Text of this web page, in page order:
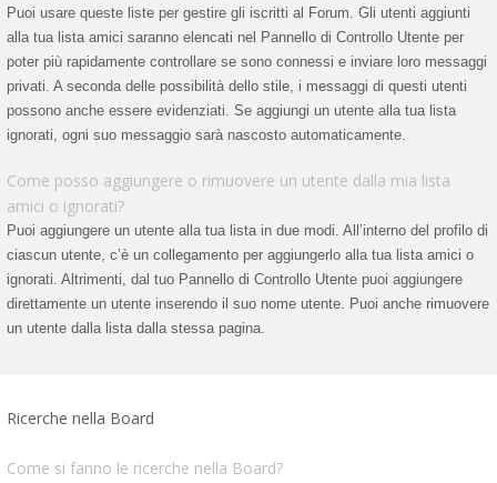
Puoi usare queste liste per gestire gli iscritti al Forum. Gli utenti aggiunti
alla tua lista amici saranno elencati nel Pannello di Controllo Utente per
poter più rapidamente controllare se sono connessi e inviare loro messaggi
privati. A seconda delle possibilità dello stile, i messaggi di questi utenti
possono anche essere evidenziati. Se aggiungi un utente alla tua lista
ignorati, ogni suo messaggio sarà nascosto automaticamente.
Come posso aggiungere o rimuovere un utente dalla mia lista
amici o ignorati?
Puoi aggiungere un utente alla tua lista in due modi. All’interno del profilo di
ciascun utente, c’è un collegamento per aggiungerlo alla tua lista amici o
ignorati. Altrimenti, dal tuo Pannello di Controllo Utente puoi aggiungere
direttamente un utente inserendo il suo nome utente. Puoi anche rimuovere
un utente dalla lista dalla stessa pagina.
Ricerche nella Board
Come si fanno le ricerche nella Board?